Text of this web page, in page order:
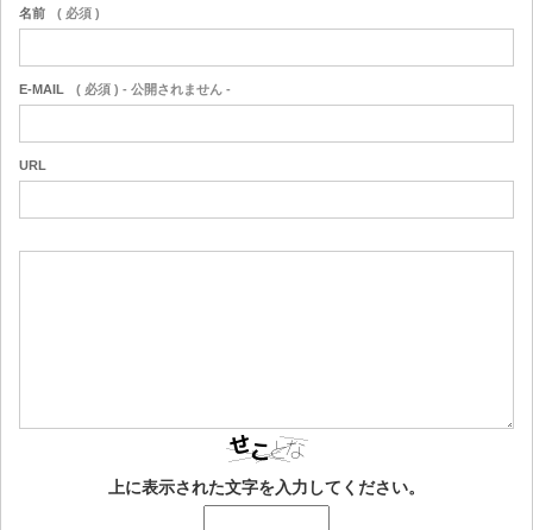
名前 ( 必須 )
E-MAIL ( 必須 ) - 公開されません -
URL
上に表示された文字を入力してください。